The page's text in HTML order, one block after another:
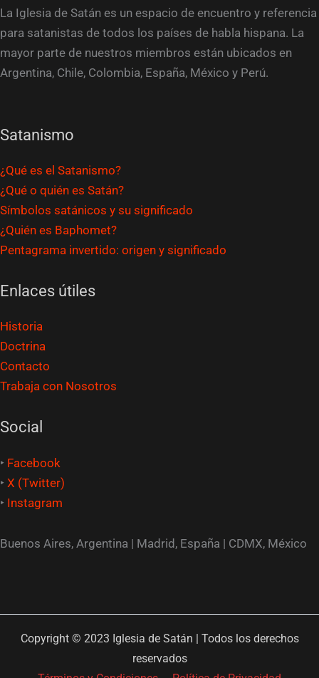
La Iglesia de Satán es un espacio de encuentro y referencia
para satanistas de todos los países de habla hispana. La
mayor parte de nuestros miembros están ubicados en
Argentina, Chile, Colombia, España, México y Perú.
Satanismo
¿Qué es el Satanismo?
¿Qué o quién es Satán?
Símbolos satánicos y su significado
¿Quién es Baphomet?
Pentagrama invertido: origen y significado
Enlaces útiles
Historia
Doctrina
Contacto
Trabaja con Nosotros
Social
‣ Facebook
‣ X (Twitter)
‣ Instagram
Buenos Aires, Argentina | Madrid, España | CDMX, México
Copyright © 2023 Iglesia de Satán | Todos los derechos
reservados